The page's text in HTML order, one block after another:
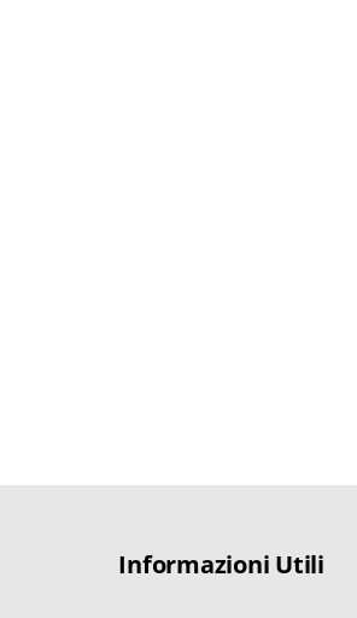
Informazioni Utili